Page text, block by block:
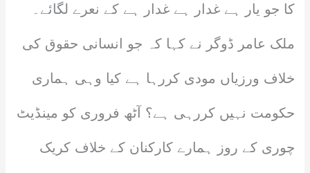
کا جو یار ہے غدار ہے غدار ہے کے نعرے لگائے۔
ملک عامر ڈوگر نے کہا کہ جو انسانی حقوق کی
خلاف ورزیاں مودی کررہا ہے کیا وہی ہماری
حکومت نہیں کررہی ہے؟ آٹھ فروری کو مینڈیٹ
چوری کے روز ہمارے کارکنان کے خلاف کریک